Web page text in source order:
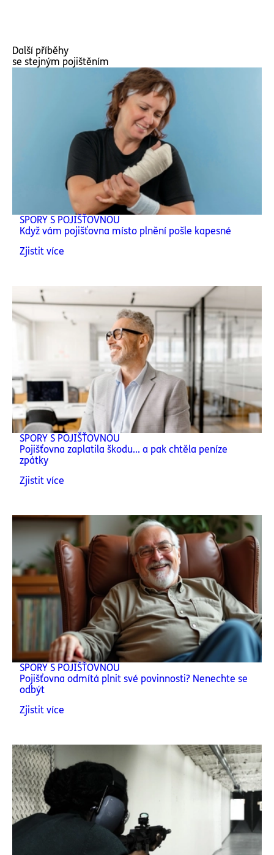
Další příběhy
se stejným pojištěním
SPORY S POJIŠŤOVNOU
Když vám pojišťovna místo plnění pošle kapesné
Zjistit více
SPORY S POJIŠŤOVNOU
Pojišťovna zaplatila škodu... a pak chtěla peníze
zpátky
Zjistit více
SPORY S POJIŠŤOVNOU
Pojišťovna odmítá plnit své povinnosti? Nenechte se
odbýt
Zjistit více